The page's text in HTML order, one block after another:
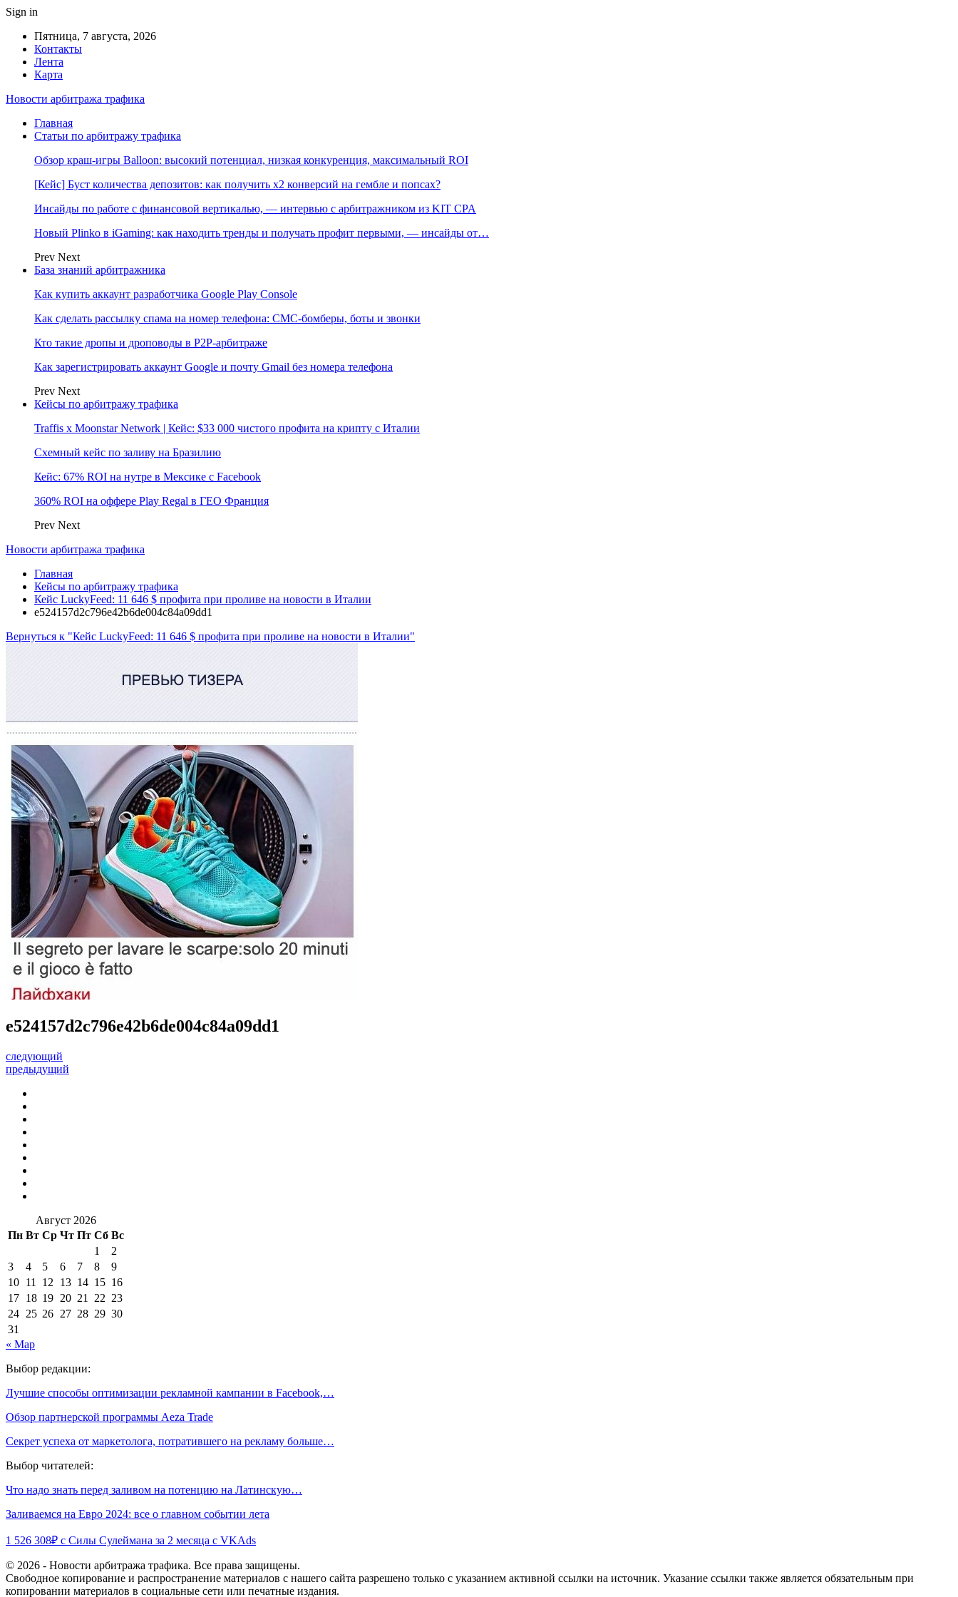
Sign in
Пятница, 7 августа, 2026
Контакты
Лента
Карта
Новости арбитража трафика
Главная
Статьи по арбитражу трафика
Обзор краш-игры Balloon: высокий потенциал, низкая конкуренция, максимальный ROI
[Кейс] Буст количества депозитов: как получить х2 конверсий на гембле и попсах?
Инсайды по работе с финансовой вертикалью, — интервью с арбитражником из KIT CPA
Новый Plinko в iGaming: как находить тренды и получать профит первыми, — инсайды от…
Prev Next
База знаний арбитражника
Как купить аккаунт разработчика Google Play Console
Как сделать рассылку спама на номер телефона: СМС-бомберы, боты и звонки
Кто такие дропы и дроповоды в P2P-арбитраже
Как зарегистрировать аккаунт Google и почту Gmail без номера телефона
Prev Next
Кейсы по арбитражу трафика
Traffis x Moonstar Network | Кейс: $33 000 чистого профита на крипту с Италии
Схемный кейс по заливу на Бразилию
Кейс: 67% ROI на нутре в Мексике с Facebook
360% ROI на оффере Play Regal в ГЕО Франция
Prev Next
Новости арбитража трафика
Главная
Кейсы по арбитражу трафика
Кейс LuckyFeed: 11 646 $ профита при проливе на новости в Италии
e524157d2c796e42b6de004c84a09dd1
Вернуться к "Кейс LuckyFeed: 11 646 $ профита при проливе на новости в Италии"
e524157d2c796e42b6de004c84a09dd1
следующий
предыдущий
Август 2026
Пн Вт Ср Чт Пт Сб Вс
1
2
3
4 5 6 7 8
9
10 11 12 13 14 15 16
17 18 19 20 21 22 23
24 25 26 27 28 29 30
31
« Мар
Выбор редакции:
Лучшие способы оптимизации рекламной кампании в Facebook,…
Обзор партнерской программы Aeza Trade
Секрет успеха от маркетолога, потратившего на рекламу больше…
Выбор читателей:
Что надо знать перед заливом на потенцию на Латинскую…
Заливаемся на Евро 2024: все о главном событии лета
1 526 308₽ с Силы Сулеймана за 2 месяца с VKAds
© 2026 - Новости арбитража трафика. Все права защищены.
Свободное копирование и распространение материалов с нашего сайта разрешено только с указанием активной ссылки на источник. Указание ссылки также является обязательным при
копировании материалов в социальные сети или печатные издания.